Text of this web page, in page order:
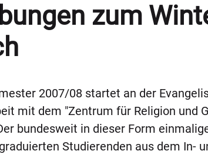
zum
2007/08 startet an der
mit dem "Zentrum für Religion und
bundesweit in dieser Form
Studierenden aus dem In-